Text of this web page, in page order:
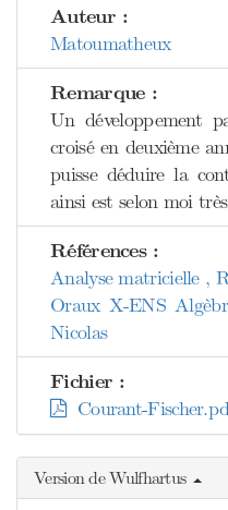
Auteur :
Matoumatheux
Remarque :
Un développement
croisé en deuxième
puisse déduire la
ainsi est selon moi
Références :
Analyse matricielle ,
Oraux X-ENS
Nicolas
Fichier :
Courant-
Version de Wulfhartus